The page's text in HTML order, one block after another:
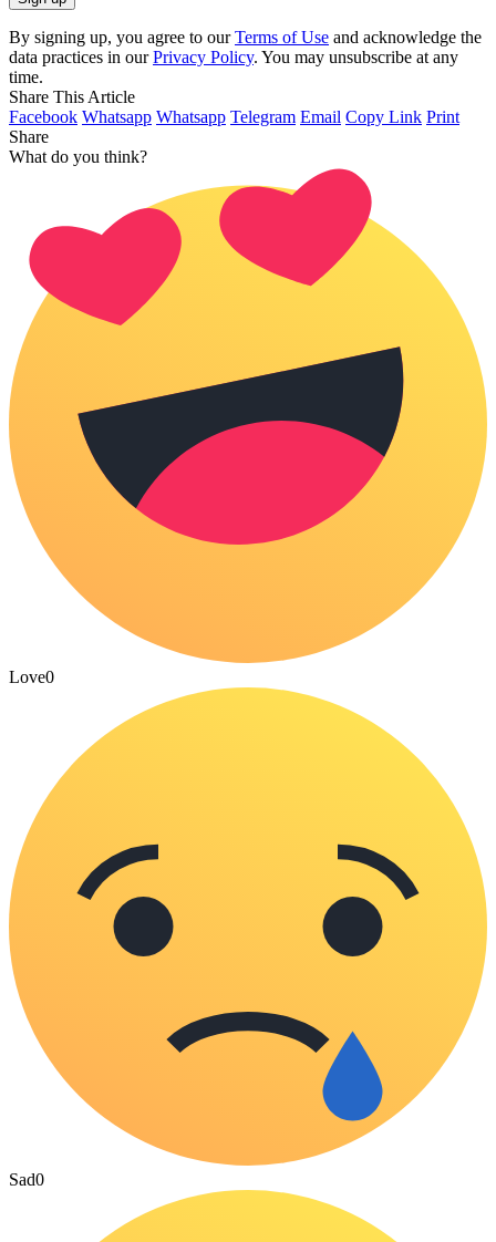
By signing up, you agree to ourTerms of Use and acknowledge the
data practices in ourPrivacy Policy. You may unsubscribe at any
time.
Share This Article
Facebook Whatsapp Whatsapp Telegram Email Copy Link Print
Share
What do you think?
Love0
Sad0